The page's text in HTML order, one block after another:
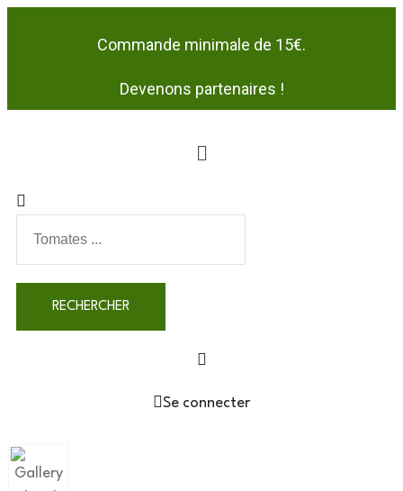
Commande minimale de 15€.
Devenons partenaires !
Se connecter